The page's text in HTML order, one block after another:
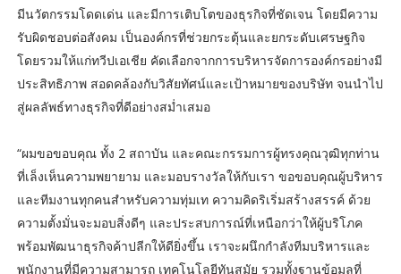
มีนวัตกรรมโดดเด่น และมีการเติบโตของธุรกิจที่ชัดเจน โดยมีความ
รับผิดชอบต่อสังคม เป็นองค์กรที่ช่วยกระตุ้นและยกระดับเศรษฐกิจ
โดยรวมให้แก่ทวีปเอเชีย คัดเลือกจากการบริหารจัดการองค์กรอย่างมี
ประสิทธิภาพ สอดคล้องกับวิสัยทัศน์และเป้าหมายของบริษัท จนนำไป
สู่ผลลัพธ์ทางธุรกิจที่ดีอย่างสม่ำเสมอ
“ผมขอขอบคุณ ทั้ง 2 สถาบัน และคณะกรรมการผู้ทรงคุณวุฒิทุกท่าน
ที่เล็งเห็นความพยายาม และมอบรางวัลให้กับเรา ขอขอบคุณผู้บริหาร
และทีมงานทุกคนสำหรับความทุ่มเท ความคิดริเริ่มสร้างสรรค์ ด้วย
ความตั้งมั่นจะมอบสิ่งดีๆ และประสบการณ์ที่เหนือกว่าให้ผู้บริโภค
พร้อมพัฒนาธุรกิจค้าปลีกให้ดียิ่งขึ้น เราจะผนึกกำลังทีมบริหารและ
พนักงานที่มีความสามารถ เทคโนโลยีทันสมัย รวมทั้งฐานข้อมูลที่